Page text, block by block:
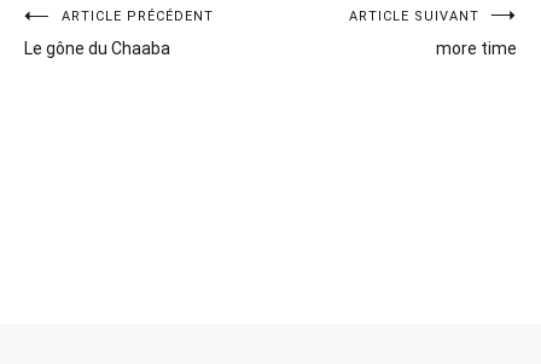
Navigation
de
ARTICLE PRÉCÉDENT
Le gône du Chaaba
ARTICLE SUIVANT
more time